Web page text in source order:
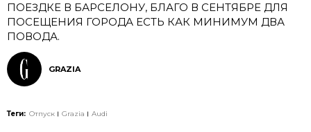
ПОЕЗДКЕ В БАРСЕЛОНУ, БЛАГО В СЕНТЯБРЕ ДЛЯ
ПОСЕЩЕНИЯ ГОРОДА ЕСТЬ КАК МИНИМУМ ДВА
ПОВОДА.
GRAZIA
Теги: Отпуск Grazia Audi